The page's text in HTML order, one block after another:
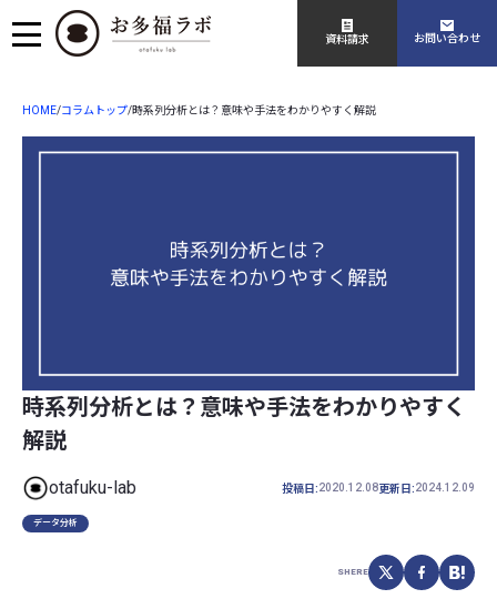
資料請求 お問い合わせ
HOME/コラムトップ/時系列分析とは？意味や手法をわかりやすく解説
時系列分析とは？意味や手法をわかりやすく
解説
otafuku-lab 投稿日:2020.12.08更新日:2024.12.09
データ分析
SHERE